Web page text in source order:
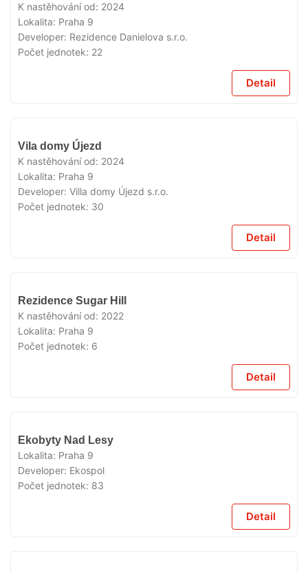
K nastěhování od: 2024
Lokalita: Praha 9
Developer: Rezidence Danielova s.r.o.
Počet jednotek: 22
Detail
Vila domy Újezd
K nastěhování od: 2024
Lokalita: Praha 9
Developer: Villa domy Újezd s.r.o.
Počet jednotek: 30
Detail
Rezidence Sugar Hill
K nastěhování od: 2022
Lokalita: Praha 9
Počet jednotek: 6
Detail
Ekobyty Nad Lesy
Lokalita: Praha 9
Developer: Ekospol
Počet jednotek: 83
Detail